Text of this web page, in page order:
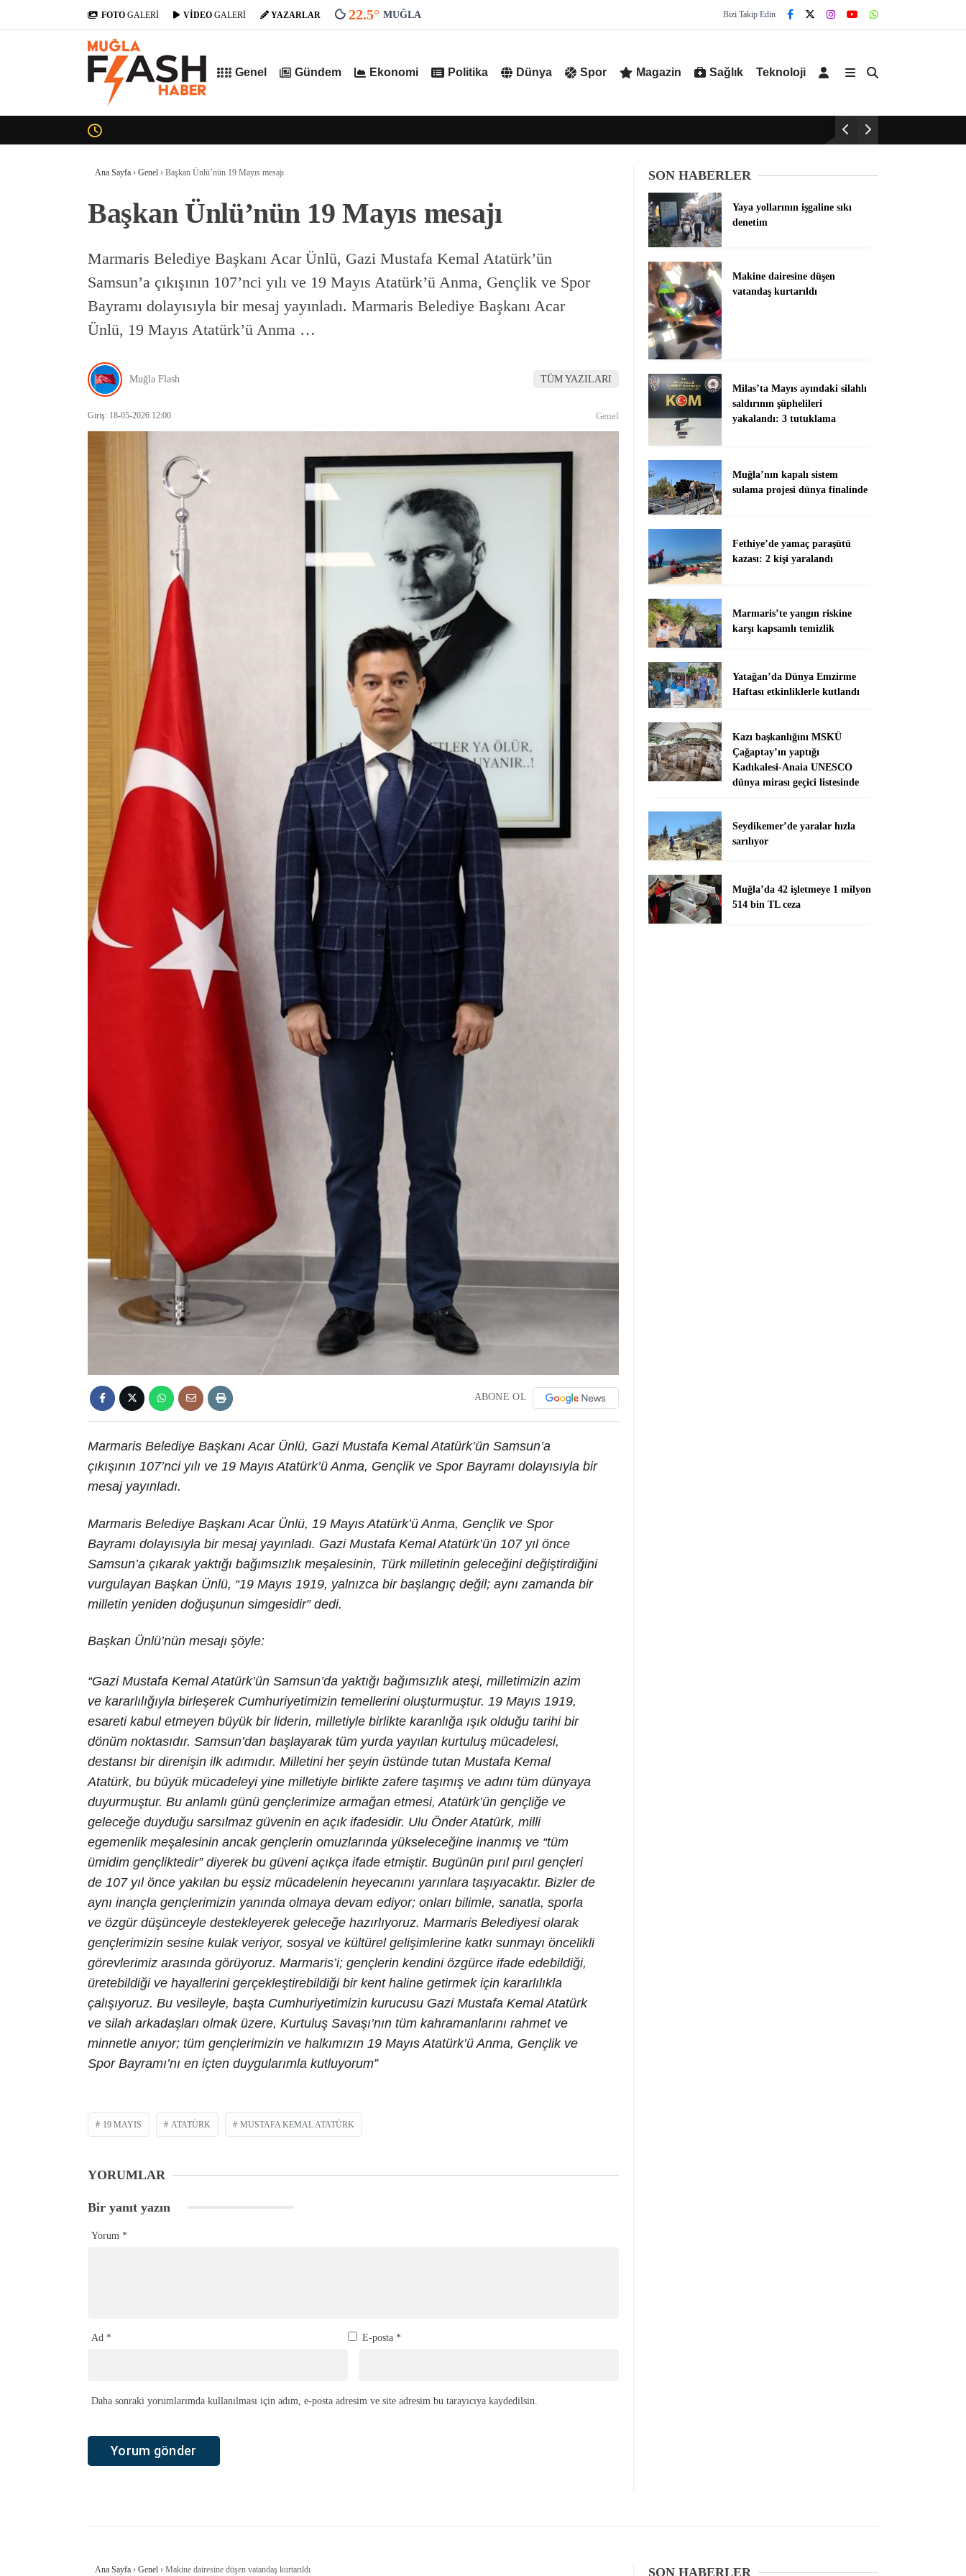
FOTO GALERİ VİDEO GALERİ YAZARLAR 22.5° MUĞLA Bizi Takip Edin
Genel Gündem Ekonomi Politika Dünya Spor Magazin Sağlık Teknoloji
Ana Sayfa › Genel › Başkan Ünlü’nün 19 Mayıs mesajı
Başkan Ünlü’nün 19 Mayıs mesajı
Marmaris Belediye Başkanı Acar Ünlü, Gazi Mustafa Kemal Atatürk’ün
Samsun’a çıkışının 107’nci yılı ve 19 Mayıs Atatürk’ü Anma, Gençlik ve Spor
Bayramı dolayısıyla bir mesaj yayınladı. Marmaris Belediye Başkanı Acar
Ünlü, 19 Mayıs Atatürk’ü Anma …
Muğla Flash TÜM YAZILARI
Giriş: 18-05-2026 12:00 Genel
ABONE OL
Marmaris Belediye Başkanı Acar Ünlü, Gazi Mustafa Kemal Atatürk’ün Samsun’a
çıkışının 107’nci yılı ve 19 Mayıs Atatürk’ü Anma, Gençlik ve Spor Bayramı dolayısıyla bir
mesaj yayınladı.
Marmaris Belediye Başkanı Acar Ünlü, 19 Mayıs Atatürk’ü Anma, Gençlik ve Spor
Bayramı dolayısıyla bir mesaj yayınladı. Gazi Mustafa Kemal Atatürk’ün 107 yıl önce
Samsun’a çıkarak yaktığı bağımsızlık meşalesinin, Türk milletinin geleceğini değiştirdiğini
vurgulayan Başkan Ünlü, “19 Mayıs 1919, yalnızca bir başlangıç değil; aynı zamanda bir
milletin yeniden doğuşunun simgesidir” dedi.
Başkan Ünlü’nün mesajı şöyle:
“Gazi Mustafa Kemal Atatürk’ün Samsun’da yaktığı bağımsızlık ateşi, milletimizin azim
ve kararlılığıyla birleşerek Cumhuriyetimizin temellerini oluşturmuştur. 19 Mayıs 1919,
esareti kabul etmeyen büyük bir liderin, milletiyle birlikte karanlığa ışık olduğu tarihi bir
dönüm noktasıdır. Samsun’dan başlayarak tüm yurda yayılan kurtuluş mücadelesi,
destansı bir direnişin ilk adımıdır. Milletini her şeyin üstünde tutan Mustafa Kemal
Atatürk, bu büyük mücadeleyi yine milletiyle birlikte zafere taşımış ve adını tüm dünyaya
duyurmuştur. Bu anlamlı günü gençlerimize armağan etmesi, Atatürk’ün gençliğe ve
geleceğe duyduğu sarsılmaz güvenin en açık ifadesidir. Ulu Önder Atatürk, milli
egemenlik meşalesinin ancak gençlerin omuzlarında yükseleceğine inanmış ve “tüm
ümidim gençliktedir” diyerek bu güveni açıkça ifade etmiştir. Bugünün pırıl pırıl gençleri
de 107 yıl önce yakılan bu eşsiz mücadelenin heyecanını yarınlara taşıyacaktır. Bizler de
aynı inançla gençlerimizin yanında olmaya devam ediyor; onları bilimle, sanatla, sporla
ve özgür düşünceyle destekleyerek geleceğe hazırlıyoruz. Marmaris Belediyesi olarak
gençlerimizin sesine kulak veriyor, sosyal ve kültürel gelişimlerine katkı sunmayı öncelikli
görevlerimiz arasında görüyoruz. Marmaris’i; gençlerin kendini özgürce ifade edebildiği,
üretebildiği ve hayallerini gerçekleştirebildiği bir kent haline getirmek için kararlılıkla
çalışıyoruz. Bu vesileyle, başta Cumhuriyetimizin kurucusu Gazi Mustafa Kemal Atatürk
ve silah arkadaşları olmak üzere, Kurtuluş Savaşı’nın tüm kahramanlarını rahmet ve
minnetle anıyor; tüm gençlerimizin ve halkımızın 19 Mayıs Atatürk’ü Anma, Gençlik ve
Spor Bayramı’nı en içten duygularımla kutluyorum”
19 MAYIS ATATÜRK MUSTAFA KEMAL ATATÜRK
YORUMLAR
Bir yanıt yazın
Yorum *
Ad * E-posta *
Daha sonraki yorumlarımda kullanılması için adım, e-posta adresim ve site adresim bu tarayıcıya kaydedilsin.
SON HABERLER
Yaya yollarının işgaline sıkı
denetim
Makine dairesine düşen
vatandaş kurtarıldı
Milas’ta Mayıs ayındaki silahlı
saldırının şüphelileri
yakalandı: 3 tutuklama
Muğla’nın kapalı sistem
sulama projesi dünya finalinde
Fethiye’de yamaç paraşütü
kazası: 2 kişi yaralandı
Marmaris’te yangın riskine
karşı kapsamlı temizlik
Yatağan’da Dünya Emzirme
Haftası etkinliklerle kutlandı
Kazı başkanlığını MSKÜ
Çağaptay’ın yaptığı
Kadıkalesi-Anaia UNESCO
dünya mirası geçici listesinde
Seydikemer’de yaralar hızla
sarılıyor
Muğla’da 42 işletmeye 1 milyon
514 bin TL ceza
Ana Sayfa › Genel › Makine dairesine düşen vatandaş kurtarıldı SON HABERLER